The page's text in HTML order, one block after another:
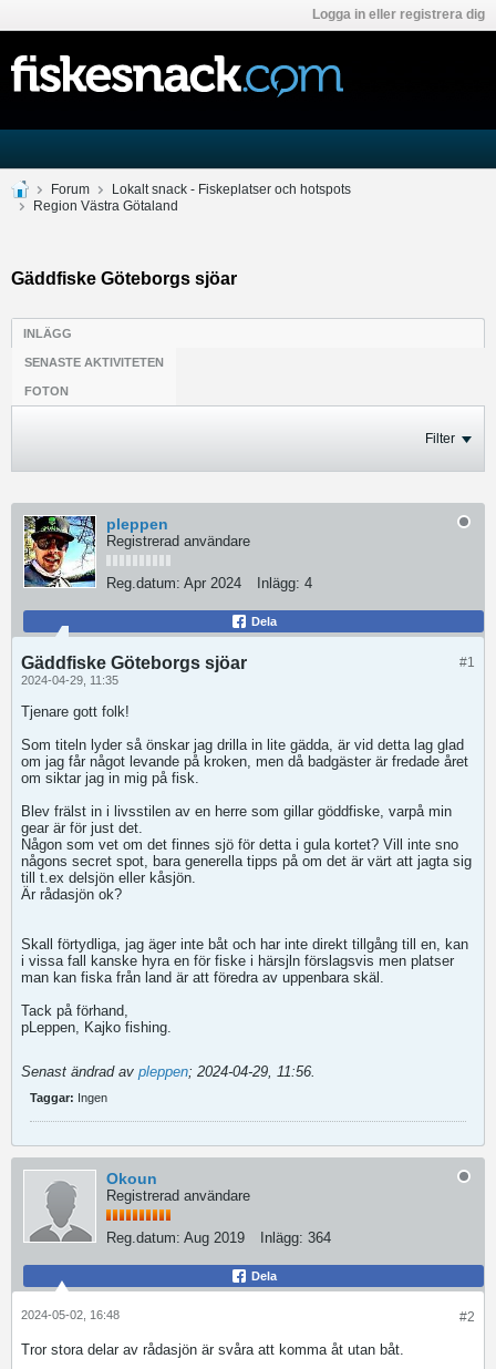
Logga in eller registrera dig
Forum
Lokalt snack - Fiskeplatser och hotspots
Region Västra Götaland
Gäddfiske Göteborgs sjöar
INLÄGG
SENASTE AKTIVITETEN
FOTON
Filter
pleppen
Registrerad användare
Reg.datum: Apr 2024 Inlägg: 4
Dela
#1
Gäddfiske Göteborgs sjöar
2024-04-29, 11:35
Tjenare gott folk!
Som titeln lyder så önskar jag drilla in lite gädda, är vid detta lag glad
om jag får något levande på kroken, men då badgäster är fredade året
om siktar jag in mig på fisk.
Blev frälst in i livsstilen av en herre som gillar göddfiske, varpå min
gear är för just det.
Någon som vet om det finnes sjö för detta i gula kortet? Vill inte sno
någons secret spot, bara generella tipps på om det är värt att jagta sig
till t.ex delsjön eller kåsjön.
Är rådasjön ok?
Skall förtydliga, jag äger inte båt och har inte direkt tillgång till en, kan
i vissa fall kanske hyra en för fiske i härsjln förslagsvis men platser
man kan fiska från land är att föredra av uppenbara skäl.
Tack på förhand,
pLeppen, Kajko fishing.
Senast ändrad av pleppen; 2024-04-29, 11:56.
Taggar: Ingen
Okoun
Registrerad användare
Reg.datum: Aug 2019 Inlägg: 364
Dela
#2
2024-05-02, 16:48
Tror stora delar av rådasjön är svåra att komma åt utan båt.